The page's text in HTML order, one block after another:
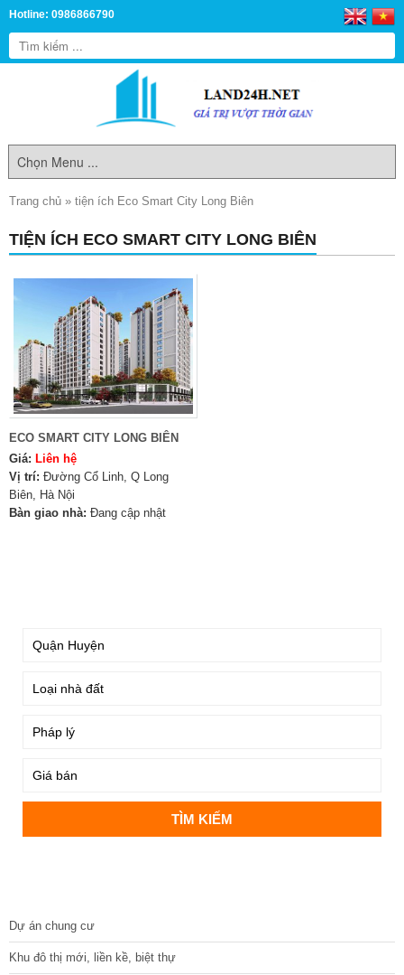
Hotline: 0986866790
Trang chủ » tiện ích Eco Smart City Long Biên
TIỆN ÍCH ECO SMART CITY LONG BIÊN
ECO SMART CITY LONG BIÊN
Giá: Liên hệ
Vị trí: Đường Cổ Linh, Q Long
Biên, Hà Nội
Bàn giao nhà: Đang cập nhật
Dự án chung cư
Khu đô thị mới, liền kề, biệt thự